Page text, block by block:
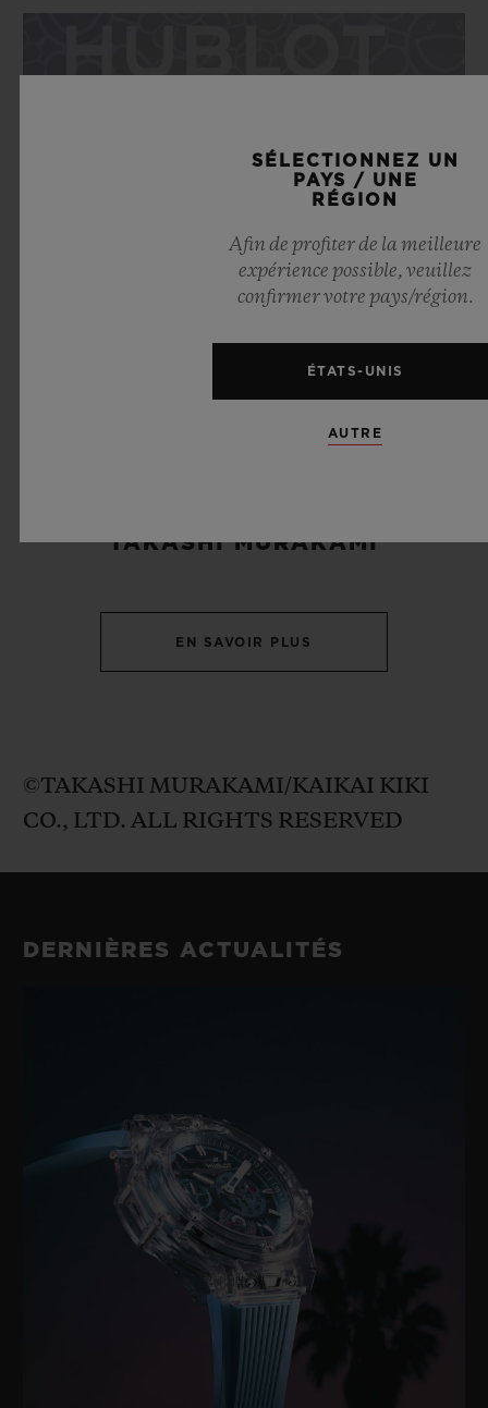
TAKASHI MURAKAMI
EN SAVOIR PLUS
©TAKASHI MURAKAMI/KAIKAI KIKI
CO., LTD. ALL RIGHTS RESERVED
DERNIÈRES ACTUALITÉS
SÉLECTIONNEZ UN
PAYS / UNE
RÉGION
Afin de profiter de la meilleure
expérience possible, veuillez
confirmer votre pays/région.
ÉTATS-UNIS
AUTRE